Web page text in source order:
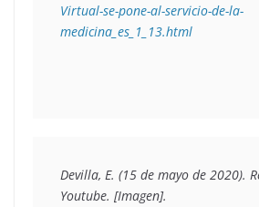
Virtual-se-pone-al-servicio-de-la-
medicina_es_1_13.html
Devilla, E. (15 de mayo de 2020).